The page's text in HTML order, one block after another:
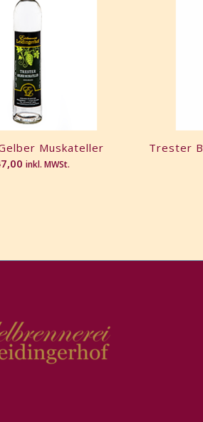
Muskateller
inkl. MWSt.
Trester